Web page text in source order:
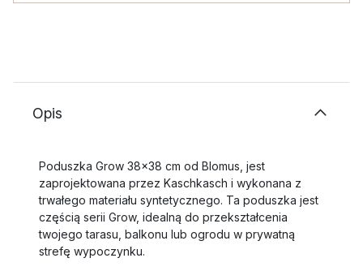
Opis
Poduszka Grow 38x38 cm od Blomus, jest
zaprojektowana przez Kaschkasch i wykonana z
trwałego materiału syntetycznego. Ta poduszka jest
częścią serii Grow, idealną do przekształcenia
twojego tarasu, balkonu lub ogrodu w prywatną
strefę wypoczynku.